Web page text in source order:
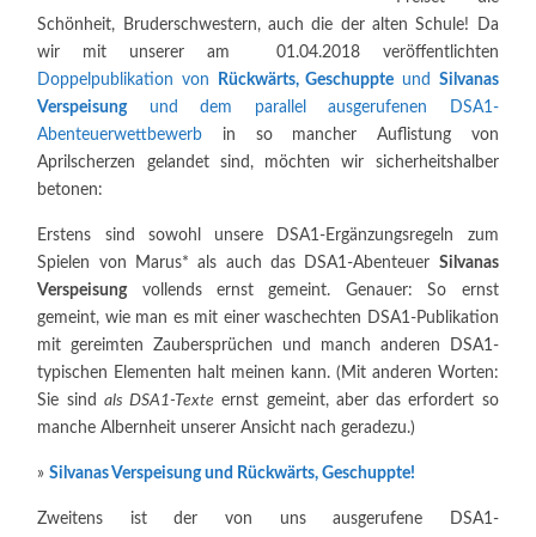
Schönheit, Bruderschwestern, auch die der alten Schule! Da
wir mit unserer am 01.04.2018 veröffentlichten
Doppelpublikation von
Rückwärts, Geschuppte und Silvanas
Verspeisungund dem parallel ausgerufenen DSA1-
Abenteuerwettbewerb in so mancher Auflistung von
Aprilscherzen gelandet sind, möchten wir sicherheitshalber
betonen:
Erstens sind sowohl unsere DSA1-Ergänzungsregeln zum
Spielen von Marus* als auch das DSA1-Abenteuer Silvanas
Verspeisungvollends ernst gemeint. Genauer: So ernst
gemeint, wie man es mit einer waschechten DSA1-Publikation
mit gereimten Zaubersprüchen und manch anderen DSA1-
typischen Elementen halt meinen kann. (Mit anderen Worten:
Sie sind als DSA1-Texte ernst gemeint, aber das erfordert so
manche Albernheit unserer Ansicht nach geradezu.)
»Silvanas Verspeisung und Rückwärts, Geschuppte!
Zweitens ist der von uns ausgerufene DSA1-